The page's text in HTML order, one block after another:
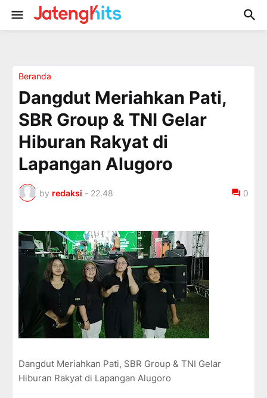
Beranda
Dangdut Meriahkan Pati,
SBR Group & TNI Gelar
Hiburan Rakyat di
Lapangan Alugoro
by redaksi - 22.48 0
Dangdut Meriahkan Pati, SBR Group & TNI Gelar
Hiburan Rakyat di Lapangan Alugoro